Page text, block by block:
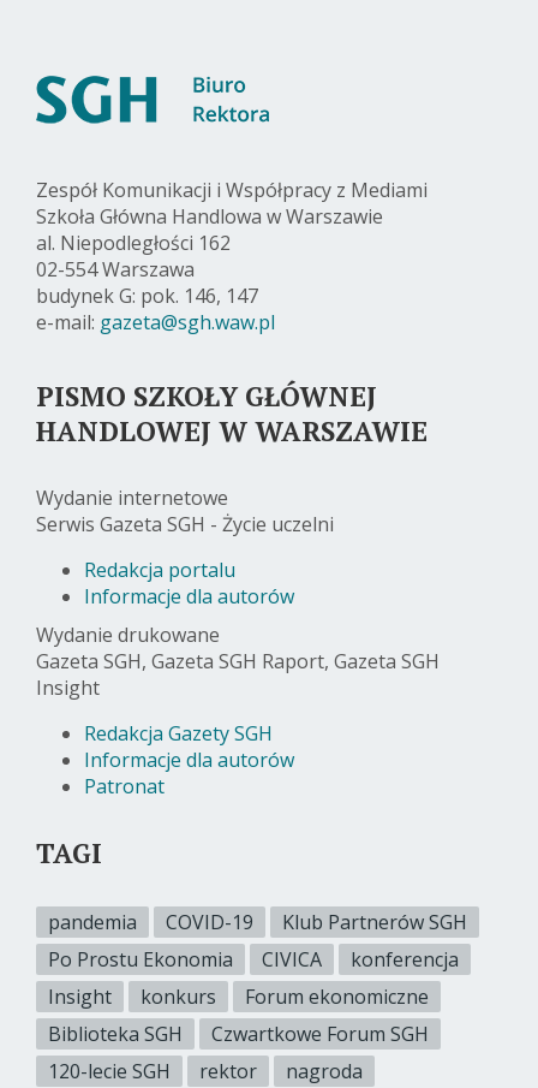
Zespół Komunikacji i Współpracy z Mediami
Szkoła Główna Handlowa w Warszawie
al. Niepodległości 162
02-554 Warszawa
budynek G: pok. 146, 147
e-mail: gazeta@sgh.waw.pl
PISMO SZKOŁY GŁÓWNEJ
HANDLOWEJ W WARSZAWIE
Wydanie internetowe
Serwis Gazeta SGH - Życie uczelni
Redakcja portalu
Informacje dla autorów
Wydanie drukowane
Gazeta SGH, Gazeta SGH Raport, Gazeta SGH
Insight
Redakcja Gazety SGH
Informacje dla autorów
Patronat
TAGI
pandemia COVID-19
Klub Partnerów SGH
Po Prostu Ekonomia
CIVICA
konferencja
Insight
konkurs
Forum ekonomiczne
Biblioteka SGH
Czwartkowe Forum SGH
120-lecie SGH
rektor nagroda